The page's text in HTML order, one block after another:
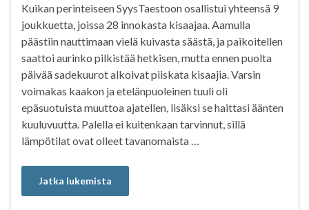
Kuikan perinteiseen SyysTaestoon osallistui yhteensä 9
joukkuetta, joissa 28 innokasta kisaajaa. Aamulla
päästiin nauttimaan vielä kuivasta säästä, ja paikoitellen
saattoi aurinko pilkistää hetkisen, mutta ennen puolta
päivää sadekuurot alkoivat piiskata kisaajia. Varsin
voimakas kaakon ja etelänpuoleinen tuuli oli
epäsuotuista muuttoa ajatellen, lisäksi se haittasi äänten
kuuluvuutta. Palella ei kuitenkaan tarvinnut, sillä
lämpötilat ovat olleet tavanomaista …
Jatka lukemista